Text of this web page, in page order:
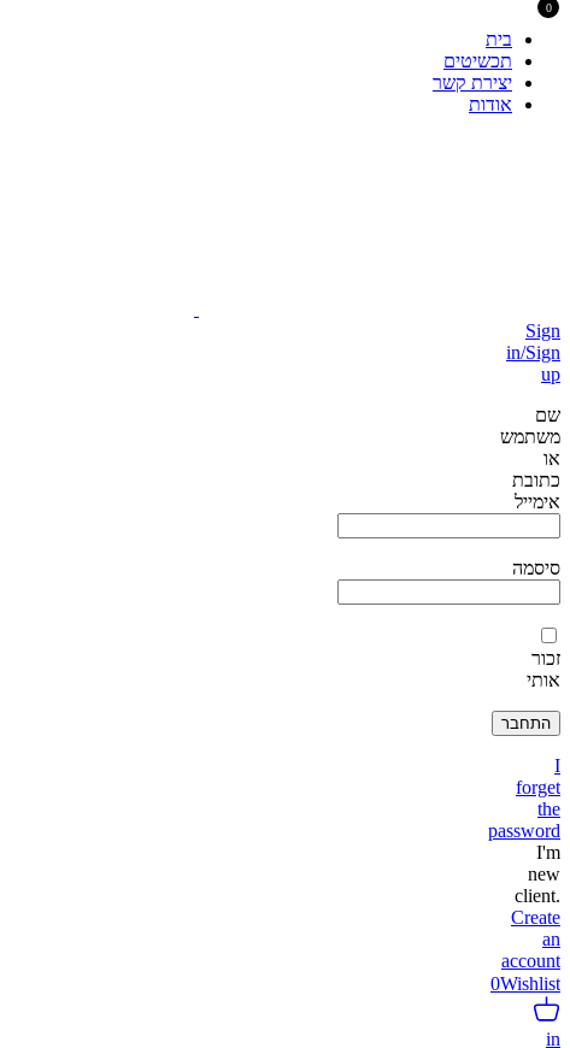
בית
תכשיטים
יצירת קשר
אודות
Sign
in/Sign
up
שם
משתמש
או
כתובת
אימייל
סיסמה
זכור
אותי
I
forget
the
password
I'm
new
client.
Create
an
account
0Wishlist
0
in